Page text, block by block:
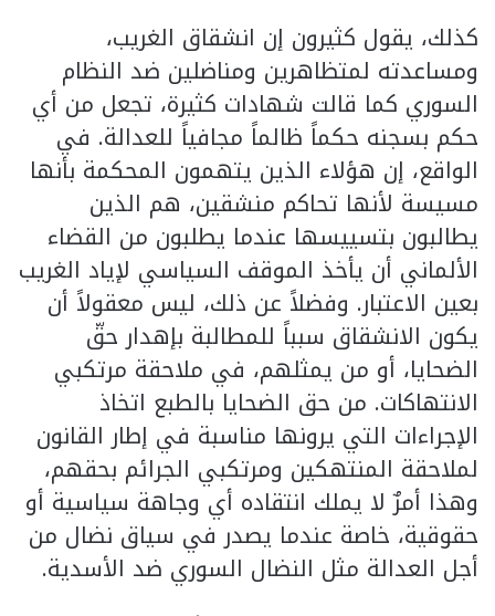
كذلك، يقول كثيرون إن انشقاق الغريب،
ومساعدته لمتظاهرين ومناضلين ضد النظام
السوري كما قالت شهادات كثيرة، تجعل من أي
حكم بسجنه حكماً ظالماً مجافياً للعدالة. في
الواقع، إن هؤلاء الذين يتهمون المحكمة بأنها
مسيسة لأنها تحاكم منشقين، هم الذين
يطالبون بتسييسها عندما يطلبون من القضاء
الألماني أن يأخذ الموقف السياسي لإياد الغريب
بعين الاعتبار. وفضلاً عن ذلك، ليس معقولاً أن
يكون الانشقاق سبباً للمطالبة بإهدار حقّ
الضحايا، أو من يمثلهم، في ملاحقة مرتكبي
الانتهاكات. من حق الضحايا بالطبع اتخاذ
الإجراءات التي يرونها مناسبة في إطار القانون
لملاحقة المنتهكين ومرتكبي الجرائم بحقهم،
وهذا أمرٌ لا يملك انتقاده أي وجاهة سياسية أو
حقوقية، خاصة عندما يصدر في سياق نضال من
أجل العدالة مثل النضال السوري ضد الأسدية.